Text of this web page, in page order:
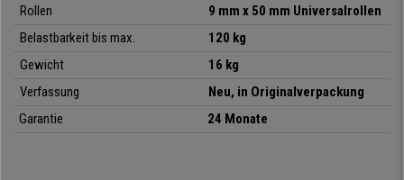
•Maximaler Komfort, dicke Polsterung
•Gepolsterte Design-Armlehnen
• Absolut robust und stabil
•Sitz mit Toplift-Höhenverstellung
Rollen
9 mm x 50 mm Universalrollen
Belastbarkeit bis max.
120 kg
Gewicht
16 kg
Verfassung
Neu, in Originalverpackung
Garantie
24 Monate